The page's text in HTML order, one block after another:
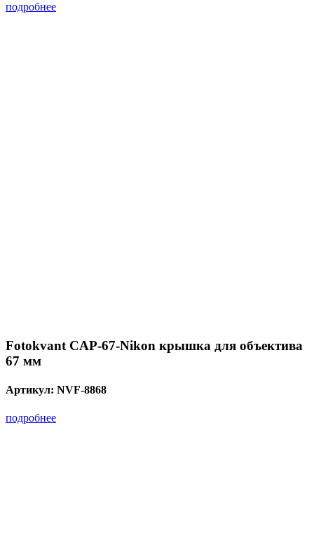
подробнее
Fotokvant CAP-67-Nikon крышка для объектива
67 мм
Артикул: NVF-8868
подробнее